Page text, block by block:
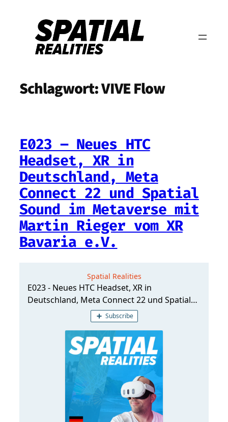
springen
Schlagwort:VIVE Flow
E023 – Neues HTC
Headset, XR in
Deutschland, Meta
Connect 22 und Spatial
Sound im Metaverse mit
Martin Rieger vom XR
Bavaria e.V.